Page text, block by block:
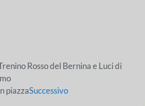
Rosso del Bernina e Luci di
piazzaSuccessivo